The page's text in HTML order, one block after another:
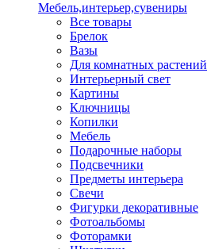
Мебель,интерьер,сувениры
Все товары
Брелок
Вазы
Для комнатных растений
Интерьерный свет
Картины
Ключницы
Копилки
Мебель
Подарочные наборы
Подсвечники
Предметы интерьера
Свечи
Фигурки декоративные
Фотоальбомы
Фоторамки